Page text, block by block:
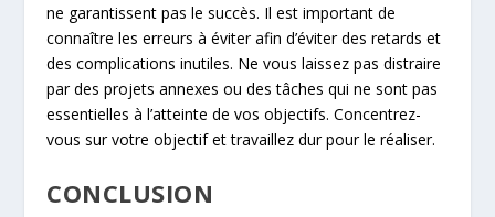
ne garantissent pas le succès. Il est important de
connaître les erreurs à éviter afin d’éviter des retards et
des complications inutiles. Ne vous laissez pas distraire
par des projets annexes ou des tâches qui ne sont pas
essentielles à l’atteinte de vos objectifs. Concentrez-
vous sur votre objectif et travaillez dur pour le réaliser.
CONCLUSION